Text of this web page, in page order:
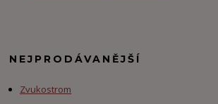
NEJPRODÁVANĚJŠÍ
Zvukostrom